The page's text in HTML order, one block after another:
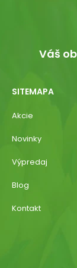
Váš
SITEMAPA
Akcie
Novinky
Výpredaj
Blog
Kontakt